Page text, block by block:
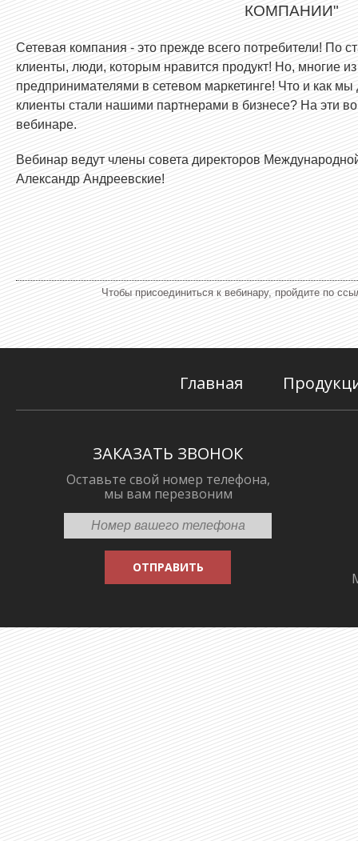
КОМПАНИИ"
Сетевая компания - это прежде всего потребители! По
клиенты, люди, которым нравится продукт! Но, многие
предпринимателями в сетевом маркетинге! Что и как
клиенты стали нашими партнерами в бизнесе? На эти
вебинаре.
Вебинар ведут члены совета директоров
Александр Андреевские!
Чтобы присоединиться к вебинару, пройдите по
Главная
ЗАКАЗАТЬ ЗВОНОК
Оставьте свой номер телефона,
мы вам перезвоним
ОТПРАВИТЬ